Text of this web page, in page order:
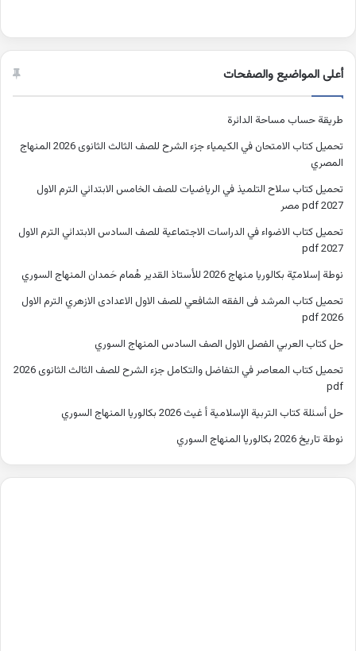
أعلى المواضيع والصفحات
طريقة حساب مساحة الدائرة
تحميل كتاب الامتحان في الكيمياء جزء الشرح للصف الثالث الثانوى 2026 المنهاج
المصري
تحميل كتاب سلاح التلميذ في الرياضيات للصف الخامس الابتدائي الترم الاول
2027 pdf مصر
تحميل كتاب الاضواء في الدراسات الاجتماعية للصف السادس الابتدائي الترم الاول
2027 pdf
نوطة إسلاميّة بكالوريا منهاج 2026 للأستاذ القدير هُمام حَمدان المنهاج السوري
تحميل كتاب المرشد فى الفقه الشافعي للصف الاول الاعدادى الازهري الترم الاول
2026 pdf
حل كتاب العربي الفصل الاول الصف السادس المنهاج السوري
تحميل كتاب المعاصر في التفاضل والتكامل جزء الشرح للصف الثالث الثانوى 2026
pdf
حل أسئلة كتاب التربية الإسلامية أ غيث 2026 بكالوريا المنهاج السوري
نوطة تاريخ 2026 بكالوريا المنهاج السوري